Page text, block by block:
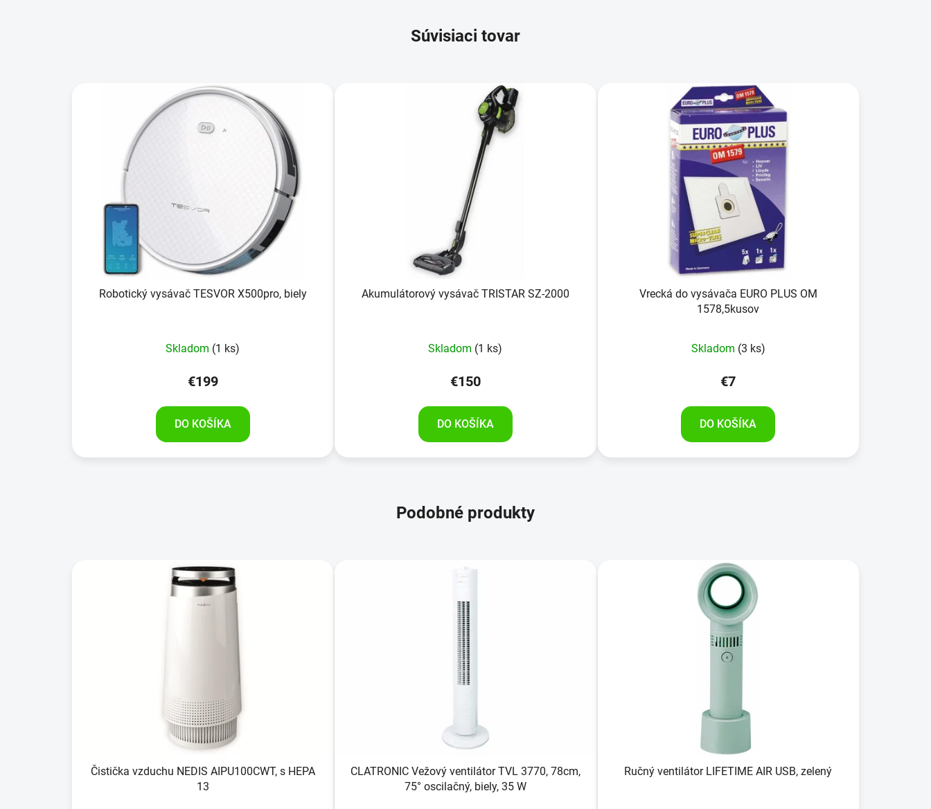
Súvisiaci tovar
Robotický vysávač TESVOR X500pro, biely
Skladom (1 ks)
€199
DO KOŠÍKA
Akumulátorový vysávač TRISTAR SZ-2000
Skladom (1 ks)
€150
DO KOŠÍKA
Vrecká do vysávača EURO PLUS OM
1578,5kusov
Skladom (3 ks)
€7
DO KOŠÍKA
Podobné produkty
Čistička vzduchu NEDIS AIPU100CWT, s HEPA
13
CLATRONIC Vežový ventilátor TVL 3770, 78cm,
75° oscilačný, biely, 35 W
Ručný ventilátor LIFETIME AIR USB, zelený